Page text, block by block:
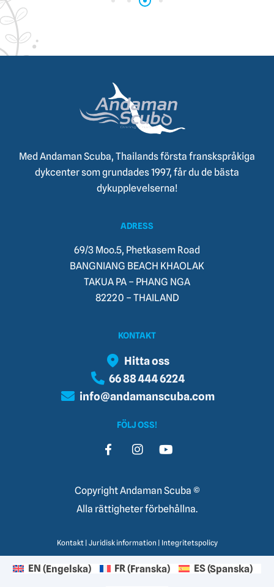
Med Andaman Scuba, Thailands första franskspråkiga
dykcenter som grundades 1997, får du de bästa
dykupplevelserna!
ADRESS
69/3 Moo.5, Phetkasem Road
BANGNIANG BEACH KHAOLAK
TAKUA PA – PHANG NGA
82220 – THAILAND​
KONTAKT
Hitta oss
66 88 444 6224
info@andamanscuba.com
FÖLJ OSS!
Copyright Andaman Scuba ©
Alla rättigheter förbehållna.
Kontakt| Juridisk information | Integritetspolicy
EN (Engelska) FR(Franska) ES(Spanska)